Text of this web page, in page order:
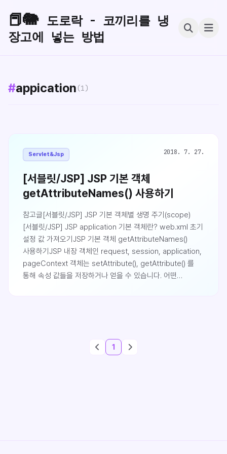
📕🐘 도로락 - 코끼리를 냉
장고에 넣는 방법
#appication (1)
Servlet&Jsp 2018. 7. 27.
[서블릿/JSP] JSP 기본 객체
getAttributeNames() 사용하기
참고글[서블릿/JSP] JSP 기본 객체별 생명 주기(scope)
[서블릿/JSP] JSP application 기본 객체란? web.xml 초기
설정 값 가져오기JSP 기본 객체 getAttributeNames()
사용하기JSP 내장 객체인 request, session, application,
pageContext 객체는 setAttribute(), getAttribute() 를
통해 속성 값들을 저장하거나 얻을 수 있습니다. 어떤
1